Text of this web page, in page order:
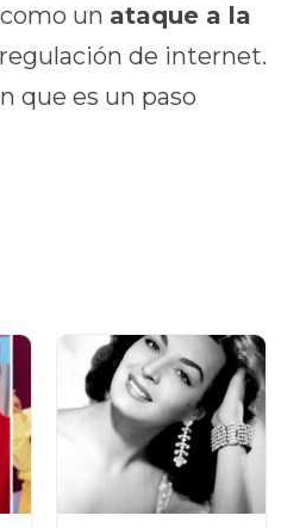
un ataque a la
de internet.
que es un paso